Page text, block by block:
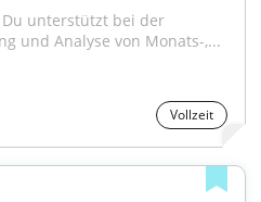
Du unterstützt bei der
und Analyse von Monats-,...
Vollzeit